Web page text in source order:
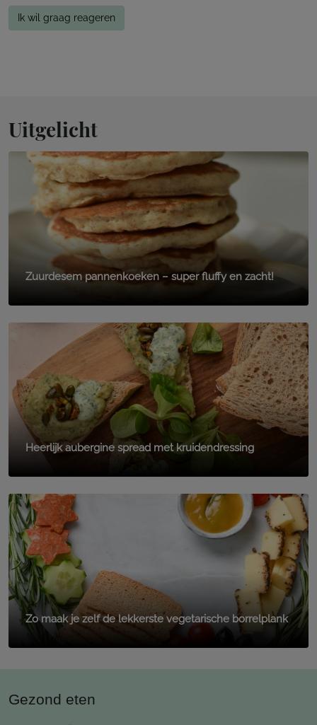
Ik wil graag reageren
Uitgelicht
Zuurdesem pannenkoeken – super fluffy en zacht!
Heerlijk aubergine spread met kruidendressing
Zo maak je zelf de lekkerste vegetarische borrelplank
Gezond eten